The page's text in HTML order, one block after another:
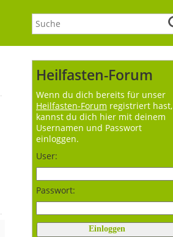
Heilfasten-Forum
Wenn du dich bereits für unser
Heilfasten-Forum registriert hast,
kannst du dich hier mit deinem
Usernamen und Passwort
einloggen.
User:
Passwort: